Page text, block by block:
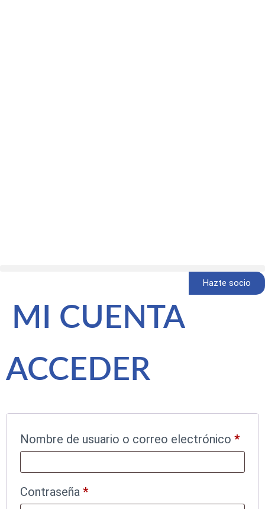
Hazte socio
MI CUENTA
ACCEDER
Nombre de usuario o correo electrónico *
Contraseña *